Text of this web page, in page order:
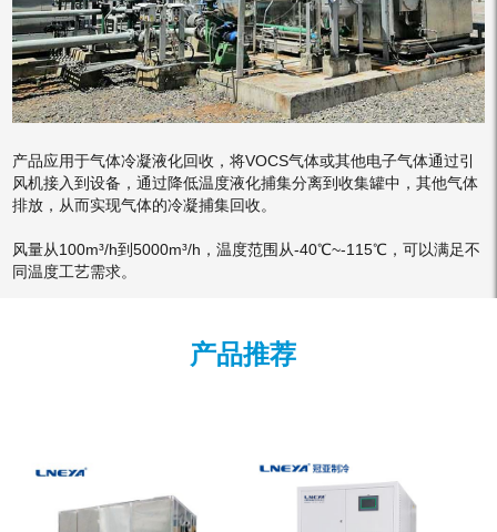
产品应⽤于⽓体冷凝液化回收，将VOCS⽓体或其他电⼦⽓体通过引
⻛机接⼊到设备，通过降低温度液化捕集分离到收集罐中，其他⽓体
排放，从⽽实现⽓体的冷凝捕集回收。
风量从100m³/h到5000m³/h，温度范围从-40℃~-115℃，可以满⾜不
同温度工艺需求。
产品推荐